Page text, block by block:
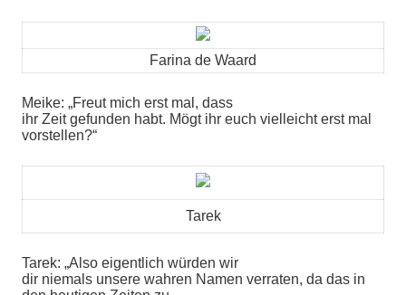
Farina de Waard
Meike: „Freut mich erst mal, dass
ihr Zeit gefunden habt. Mögt ihr euch vielleicht erst mal
vorstellen?“
Tarek
Tarek: „Also eigentlich würden wir
dir niemals unsere wahren Namen verraten, da das in